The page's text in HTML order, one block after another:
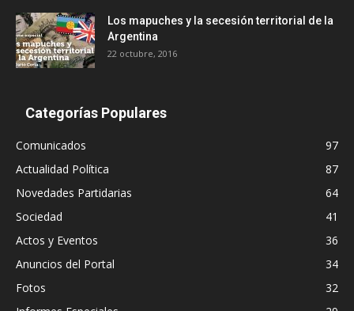
Los mapuches y la secesión territorial de la
Argentina
22 octubre, 2016
Categorías Populares
Comunicados
97
Actualidad Política
87
Novedades Partidarias
64
Sociedad
41
Actos y Eventos
36
Anuncios del Portal
34
Fotos
32